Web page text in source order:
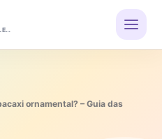
SAIBA TUDO SOBRE PLANTAS SUCULENTAS
ornamental? – Guia das